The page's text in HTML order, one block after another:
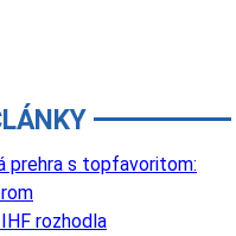
prehra s topfavoritom:
rozhodla